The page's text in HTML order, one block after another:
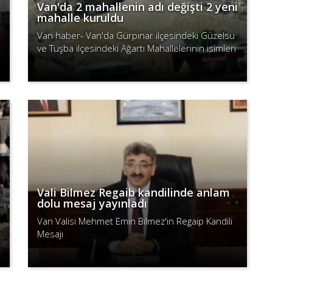
Van'da 2 mahallenin adı değişti 2 yeni
mahalle kuruldu
Van haber- Van'da Gürpınar ilçesindeki Güzelsu
ve Tuşba ilçesindeki Ağartı Mahallelerinin isimleri
Valilik kararıyla değiştirildi.
Devamını Oku
Vali Bilmez Regaib kandilinde anlam
dolu mesaj yayınladı
Van Valisi Mehmet Emin Bilmez'in Regaip Kandili
Mesajı